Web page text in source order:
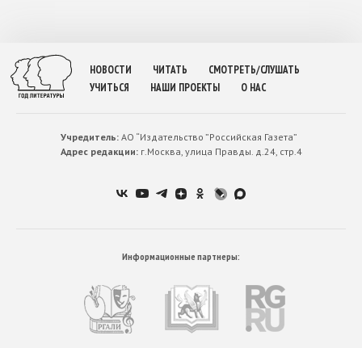
НОВОСТИ ЧИТАТЬ
СМОТРЕТЬ/СЛУШАТЬ
УЧИТЬСЯ
НАШИ ПРОЕКТЫ О НАС
Учредитель:АО “Издательство ”Российская Газета”
Адрес редакции:г.Москва, улица Правды. д.24, стр.4
Информационные партнеры: